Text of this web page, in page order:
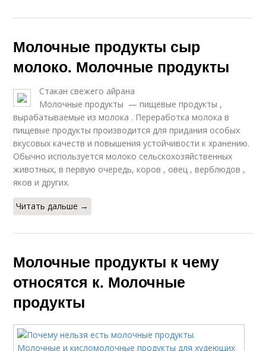
Молочные продукты сыр
молоко. Молочные продукты
Стакан свежего айрана
Молочные продукты — пищевые продукты ,
вырабатываемые из молока . Переработка молока в
пищевые продукты производится для придания особых
вкусовых качеств и повышения устойчивости к хранению.
Обычно используется молоко сельскохозяйственных
животных, в первую очередь, коров , овец , верблюдов ,
яков и других.
Читать дальше →
Молочные продукты к чему
относятся к. Молочные
продукты